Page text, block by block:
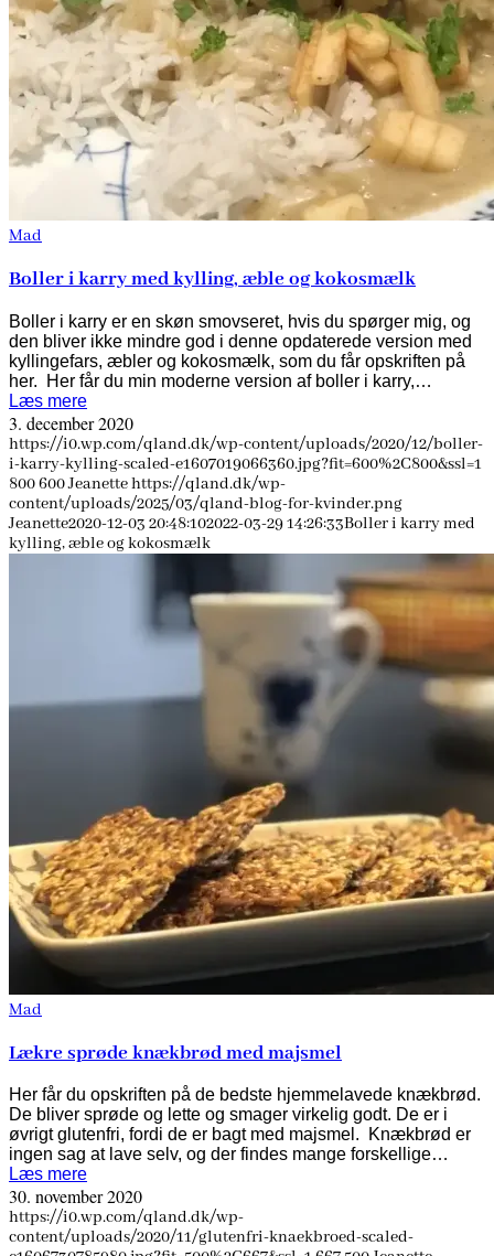
Mad
Boller i karry med kylling, æble og kokosmælk
Boller i karry er en skøn smovseret, hvis du spørger mig, og
den bliver ikke mindre god i denne opdaterede version med
kyllingefars, æbler og kokosmælk, som du får opskriften på
her. Her får du min moderne version af boller i karry,…
Læs mere
3. december 2020
https://i0.wp.com/qland.dk/wp-content/uploads/2020/12/boller-
i-karry-kylling-scaled-e1607019066360.jpg?fit=600%2C800&ssl=1
800600Jeanettehttps://qland.dk/wp-
content/uploads/2025/03/qland-blog-for-kvinder.png
Jeanette2020-12-03 20:48:102022-03-29 14:26:33Boller i karry med
kylling, æble og kokosmælk
Mad
Lækre sprøde knækbrød med majsmel
Her får du opskriften på de bedste hjemmelavede knækbrød.
De bliver sprøde og lette og smager virkelig godt. De er i
øvrigt glutenfri, fordi de er bagt med majsmel. Knækbrød er
ingen sag at lave selv, og der findes mange forskellige…
Læs mere
30. november 2020
https://i0.wp.com/qland.dk/wp-
content/uploads/2020/11/glutenfri-knaekbroed-scaled-